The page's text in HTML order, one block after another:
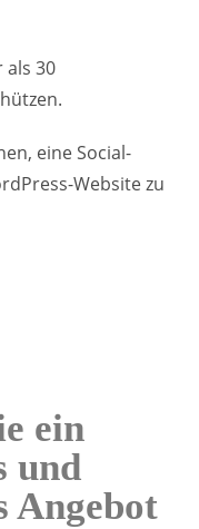
als 30
eine Social-
Website zu
ein
und
Angebot